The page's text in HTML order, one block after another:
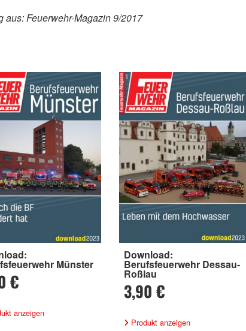
aus: Feuerwehr-Magazin 9/2017
Münster
€
anzeigen
Download:
Berufsfeuerwehr Dessau-
Roßlau
3,90 €
Produkt anzeigen